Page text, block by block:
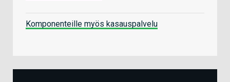
Komponenteille myös kasauspalvelu